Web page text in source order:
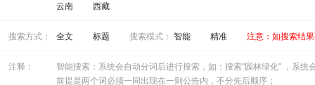
云南 西藏
搜索方式： 全文 标题 搜索模式： 智能 精准 注意：如搜索结
注释：
智能搜索：系统会自动分词后进行搜索，如：搜索"园林绿化" ，系统
前提是两个词必须一同出现在一则公告内，不分先后顺序；